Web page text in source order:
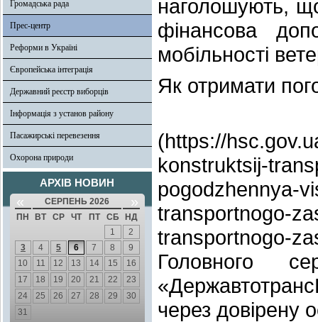
Громадська рада
Прес-центр
Реформи в Україні
Європейська інтеграція
Державний реєстр виборців
Інформація з установ району
Пасажирські перевезення
Охорона природи
АРХІВ НОВИН
« СЕРПЕНЬ 2026 »
ПН ВТ СР ЧТ ПТ СБ
НД
1
2
3
4 5 6 7 8
9
10
11 12 13 14 15
16
17
18 19 20 21 22
23
24
25 26 27 28 29
30
31
наголошують,
фінансова
мобільності
Як отримати
(https://
konstruktsij-
pogodzhennya-
transportnogo-
transportnogo-
Головного
через довірену